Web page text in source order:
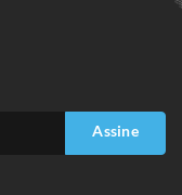
Assine